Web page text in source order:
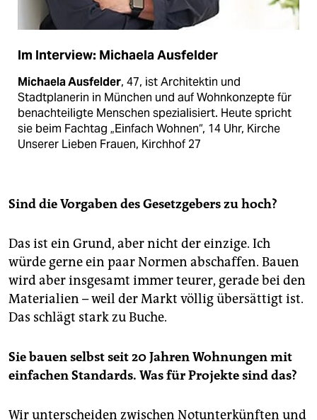
Im Interview: Michaela Ausfelder
Michaela Ausfelder, 47, ist Architektin und
Stadtplanerin in München und auf Wohnkonzepte für
benachteiligte Menschen spezialisiert. Heute spricht
sie beim Fachtag „Einfach Wohnen“, 14 Uhr, Kirche
Unserer Lieben Frauen, Kirchhof 27
Sind die Vorgaben des Gesetzgebers zu hoch?
Das ist ein Grund, aber nicht der einzige. Ich
würde gerne ein paar Normen abschaffen. Bauen
wird aber insgesamt immer teurer, gerade bei den
Materialien – weil der Markt völlig übersättigt ist.
Das schlägt stark zu Buche.
Sie bauen selbst seit 20 Jahren Wohnungen mit
einfachen Standards. Was für Projekte sind das?
Wir unterscheiden zwischen Notunterkünften und